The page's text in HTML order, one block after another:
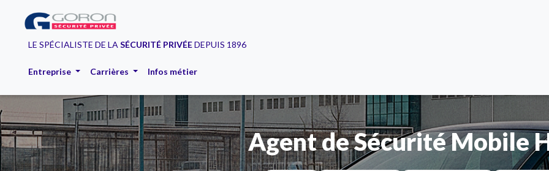
LE SPÉCIALISTE DE LA SÉCURITÉ PRIVÉEDEPUIS 1896
Entreprise Carrières Infos métier
Agent de Sécurité Mobile